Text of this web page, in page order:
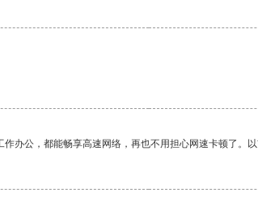
办公，都能畅享高速网络，再也不用担心网速卡顿了。